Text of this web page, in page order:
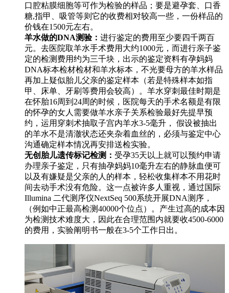
口腔粘膜细胞等可作为检验的样品；要是避孕套、口香
糖,指甲、吸管等则它的收费相对较高一些，一份样品的
价钱在1500元左右。
羊水做的DNA测验： 进行鉴定的费用至少要四千两百
元。去医院取羊水手术费用大约1000元，而进行亲子鉴
定的检测费用约为三千块，出示的鉴定资料有孕妈妈
DNA标本检材检材和羊水标本，不光要母方的羊水样品
再加上疑似胎儿父亲的鉴定样本（若是特殊样本如指
甲、床单、牙刷等费用会较高）。羊水穿刺最佳时期是
在怀胎16周到24周的时候，医院每天的手术名额是有限
的怀孕的女人需要做羊水亲子关系检验最好先提早预
约，运用穿刺术抽取子宫内羊水3-5毫升， 假设被抽出
的羊水不是清澈状态还夹杂着血丝的，必须与鉴定中心
沟通确定样本情况再安排送检实验。
无创胎儿遗传标记检测： 受孕35天以上就可以预约申请
办理亲子鉴定，只有抽孕妈妈10毫升左右的静脉血便可
以及有嫌疑是父亲的人的样本，轻松收集样本不用花时
间去动手术没有危险。这一点被许多人重视，通过国际
Illumina 二代测序仪NextSeq 500系统开展DNA测序，
（例如中正最高检测40000个位点）。产生过高的成本因
为检测技术难度大，因此在合理范围内就要收4500-6000
的费用，实验阐明书一般在3-5个工作日出。